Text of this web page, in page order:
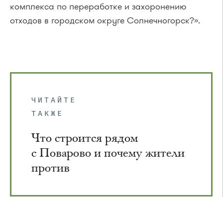
комплекса по переработке и захоронению
отходов в городском округе Солнечногорск?».
ЧИТАЙТЕ
ТАКЖЕ
Что строится рядом
с Поварово и почему жители
против